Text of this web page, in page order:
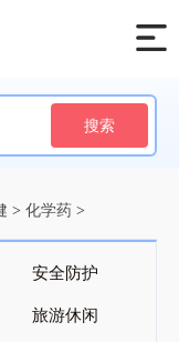
搜索
> 化学药 >
安全防护
旅游休闲